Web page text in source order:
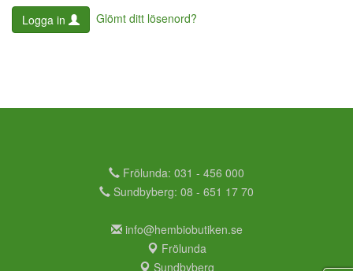
Logga in Glömt ditt lösenord?
Frölunda: 031 - 456 000
Sundbyberg: 08 - 651 17 70
info@hembiobutiken.se
Frölunda
Sundbyberg